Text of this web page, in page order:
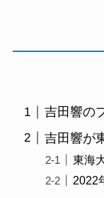
吉田響の
吉田響が
東海
2022